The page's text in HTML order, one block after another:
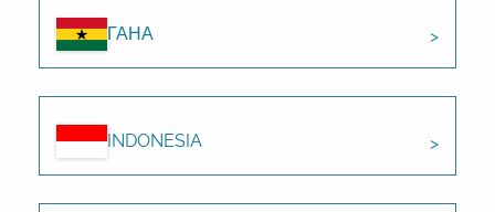
ГАНА
INDONESIA